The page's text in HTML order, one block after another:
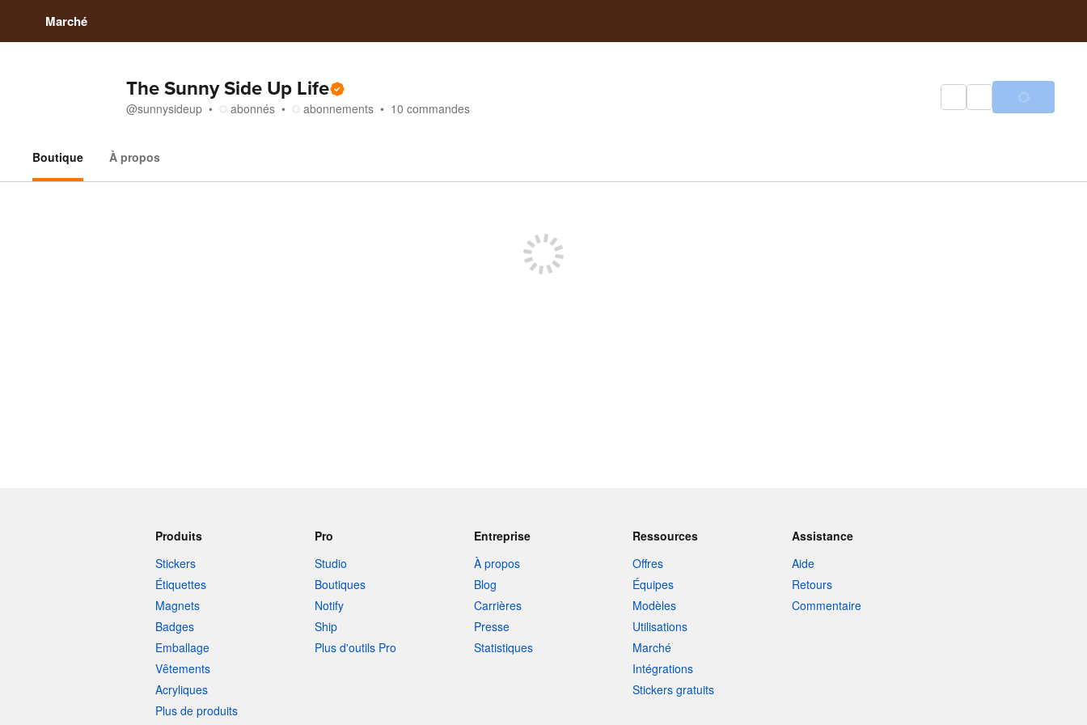
Marché
The Sunny Side Up Life
@sunnysideup abonnés abonnements 10 commandes
Boutique À propos
Produits
Stickers
Étiquettes
Magnets
Badges
Emballage
Vêtements
Acryliques
Plus de produits
Pro
Studio
Boutiques
Notify
Ship
Plus d'outils Pro
Entreprise
À propos
Blog
Carrières
Presse
Statistiques
Ressources
Offres
Équipes
Modèles
Utilisations
Marché
Intégrations
Stickers gratuits
Assistance
Aide
Retours
Commentaire